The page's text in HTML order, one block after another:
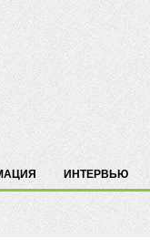
ИНТЕРВЬЮ